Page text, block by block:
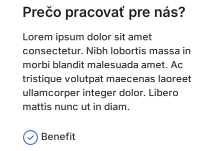
Prečo pracovať pre nás?
Lorem ipsum dolor sit amet
consectetur. Nibh lobortis massa in
morbi blandit malesuada amet. Ac
tristique volutpat maecenas laoreet
ullamcorper integer dolor. Libero
mattis nunc ut in diam.
Benefit